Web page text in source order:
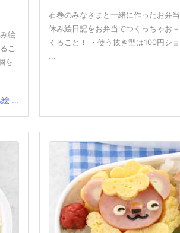
絵
こ
を
...
石巻のみなさまと一緒に作ったお弁
休み絵日記をお弁当でつくっちゃお
くること！ ・使う抜き型は100円シ
...